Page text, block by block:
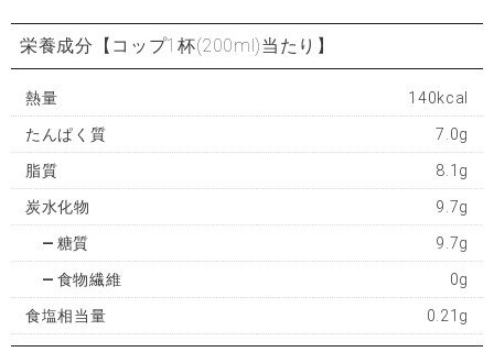
栄養成分 【コップ1杯(200ml)当たり】
熱量 140kcal
たんぱく質 7.0g
脂質 8.1g
炭水化物 9.7g
糖質 9.7g
食物繊維 0g
食塩相当量 0.21g